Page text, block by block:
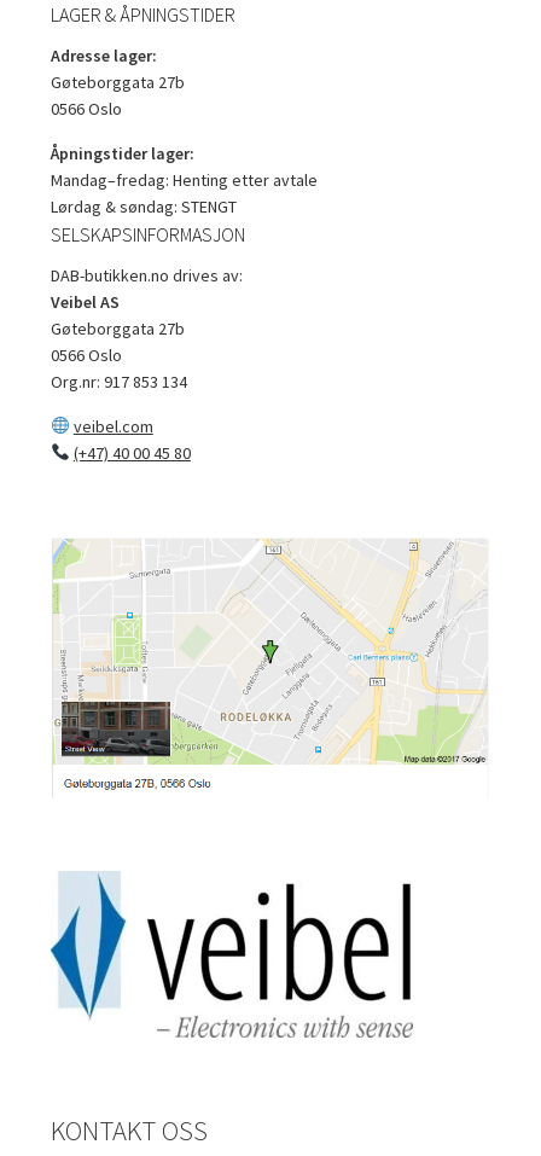
LAGER & ÅPNINGSTIDER
Adresse lager:
Gøteborggata 27b
0566 Oslo
Åpningstider lager:
Mandag–fredag: Henting etter avtale
Lørdag & søndag: STENGT
SELSKAPSINFORMASJON
DAB-butikken.no drives av:
Veibel AS
Gøteborggata 27b
0566 Oslo
Org.nr: 917 853 134
veibel.com
(+47) 40 00 45 80
KONTAKT OSS